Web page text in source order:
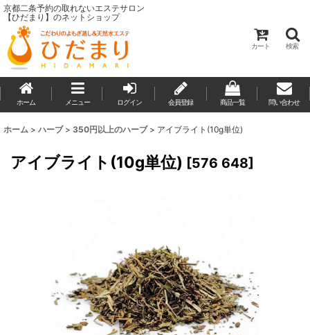
京都二条予約の取れないエステサロン
【ひだまり】のネットショップ
カート 検索
ホーム メニュー ログイン 会員登録 商品一覧 問い合わせ
ホーム > ハーブ > 350円以上のハーブ > アイブライト(10g単位)
アイブライト(10g単位) [576 648]